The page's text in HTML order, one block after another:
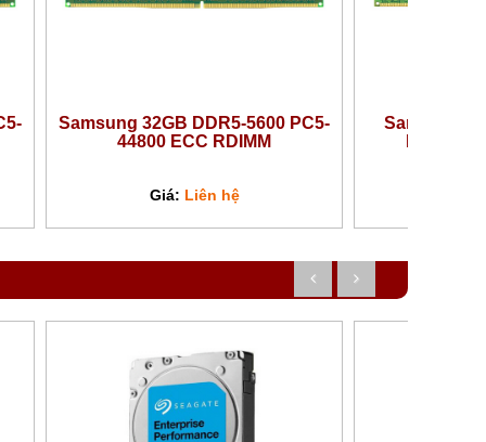
Samsung 128GB DDR5-5600
PC5-44800 ECC RDIMM
Giá:Liên hệ
SK Hynix 16GB